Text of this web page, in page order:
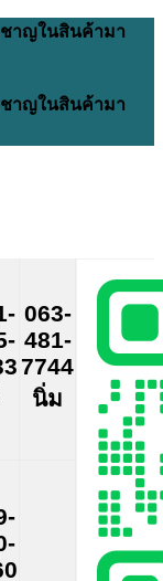
าญในสินค้ามา
าญในสินค้ามา
063-
481-
7744
นิ่ม